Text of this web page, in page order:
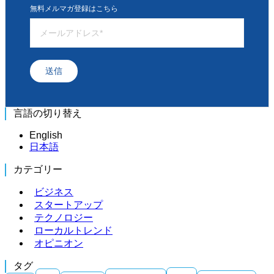
無料メルマガ登録はこちら
送信
言語の切り替え
English
日本語
カテゴリー
ビジネス
スタートアップ
テクノロジー
ローカルトレンド
オピニオン
タグ